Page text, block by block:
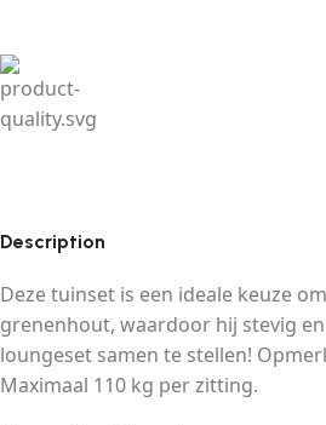
Description
Deze tuinset is een ideale keuze
grenenhout, waardoor hij stevig
loungeset samen te stellen!
Maximaal 110 kg per zitting.